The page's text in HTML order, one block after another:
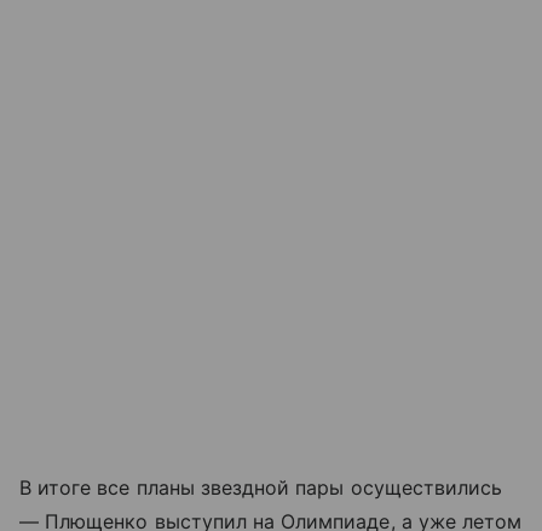
В итоге все планы звездной пары осуществились
— Плющенко выступил на Олимпиаде, а уже летом